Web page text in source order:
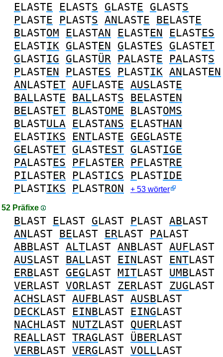
ELASTE ELASTS GLASTE GLASTS
PLASTE PLASTS ANLASTE BELASTE
BLASTOM ELASTAN ELASTEN ELASTES
ELASTIK GLASTEN GLASTES GLASTET
GLASTIG GLASTÜR PALASTE PALASTS
PLASTEN PLASTES PLASTIK ANLASTEN
ANLASTET AUFLASTE AUSLASTE
BALLASTE BALLASTS BELASTEN
BELASTET BLASTOME BLASTOMS
BLASTULA ELASTANS ELASTHAN
ELASTIKS ENTLASTE GEGLASTE
GELASTET GLASTEST GLASTIGE
PALASTES PFLASTER PFLASTRE
PILASTER PLASTICS PLASTIDE
PLASTIKS PLASTRON + 53 wörter
52 Präfixe
BLAST ELAST GLAST PLAST ABLAST
ANLAST BELAST ERLAST PALAST
ABBLAST ALTLAST ANBLAST AUFLAST
AUSLAST BALLAST EINLAST ENTLAST
ERBLAST GEGLAST MITLAST UMBLAST
VERLAST VORLAST ZERLAST ZUGLAST
ACHSLAST AUFBLAST AUSBLAST
DECKLAST EINBLAST EINGLAST
NACHLAST NUTZLAST QUERLAST
REALLAST TRAGLAST ÜBERLAST
VERBLAST VERGLAST VOLLLAST